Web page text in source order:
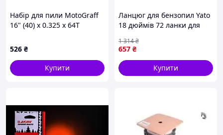
Набір для пили MotoGraff
16" (40) x 0.325 x 64T
526 ₴
Купити
Ланцюг для бензопил Yato
18 дюймів 72 ланки для
низькою вібрацією
657 ₴
1 314₴
Купити